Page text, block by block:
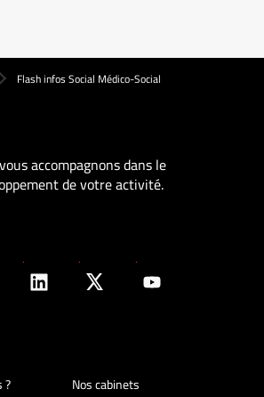
Flash infos Social Médico-Social
accompagnons dans le
de votre activité.
?
Nos cabinets